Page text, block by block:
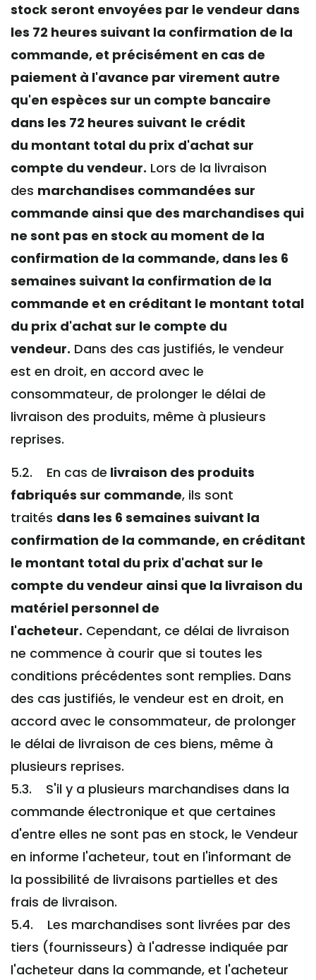
stock seront envoyées par le vendeur dans
les 72 heures suivant la confirmation de la
commande, et précisément en cas de
paiement à l'avance par virement autre
qu'en espèces sur un compte bancaire
dans les 72 heures suivant le crédit
du montant total du prix d'achat sur
compte du vendeur. Lors de la livraison
des marchandises commandées sur
commande ainsi que des marchandises qui
ne sont pas en stock au moment de la
confirmation de la commande, dans les 6
semaines suivant la confirmation de la
commande et en créditant le montant total
du prix d'achat sur le compte du
vendeur. Dans des cas justifiés, le vendeur
est en droit, en accord avec le
consommateur, de prolonger le délai de
livraison des produits, même à plusieurs
reprises.
5.2. En cas de livraison des produits
fabriqués sur commande, ils sont
traités dans les 6 semaines suivant la
confirmation de la commande, en créditant
le montant total du prix d'achat sur le
compte du vendeur ainsi que la livraison du
matériel personnel de
l'acheteur. Cependant, ce délai de livraison
ne commence à courir que si toutes les
conditions précédentes sont remplies. Dans
des cas justifiés, le vendeur est en droit, en
accord avec le consommateur, de prolonger
le délai de livraison de ces biens, même à
plusieurs reprises.
5.3. S'il y a plusieurs marchandises dans la
commande électronique et que certaines
d'entre elles ne sont pas en stock, le Vendeur
en informe l'acheteur, tout en l'informant de
la possibilité de livraisons partielles et des
frais de livraison.
5.4. Les marchandises sont livrées par des
tiers (fournisseurs) à l'adresse indiquée par
l'acheteur dans la commande, et l'acheteur